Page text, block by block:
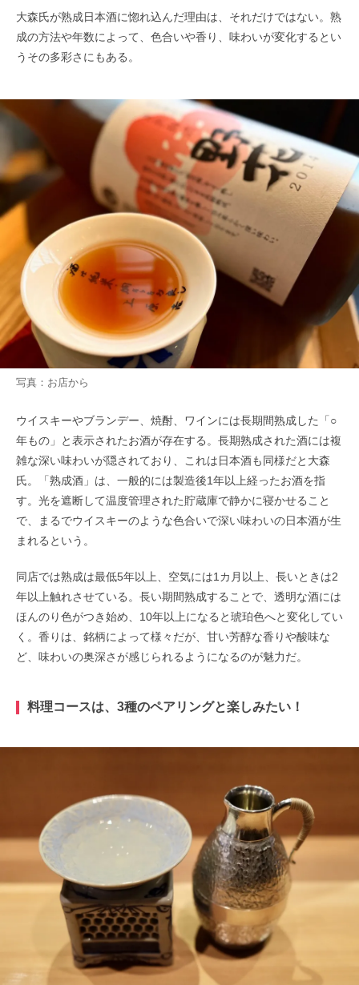
大森氏が熟成日本酒に惚れ込んだ理由は、それだけではない。熟
成の方法や年数によって、色合いや香り、味わいが変化するとい
うその多彩さにもある。
写真：お店から
ウイスキーやブランデー、焼酎、ワインには長期間熟成した「○
年もの」と表示されたお酒が存在する。長期熟成された酒には複
雑な深い味わいが隠されており、これは日本酒も同様だと大森
氏。「熟成酒」は、一般的には製造後1年以上経ったお酒を指
す。光を遮断して温度管理された貯蔵庫で静かに寝かせること
で、まるでウイスキーのような色合いで深い味わいの日本酒が生
まれるという。
同店では熟成は最低5年以上、空気には1カ月以上、長いときは2
年以上触れさせている。長い期間熟成することで、透明な酒には
ほんのり色がつき始め、10年以上になると琥珀色へと変化してい
く。香りは、銘柄によって様々だが、甘い芳醇な香りや酸味な
ど、味わいの奥深さが感じられるようになるのが魅力だ。
料理コースは、3種のペアリングと楽しみたい！